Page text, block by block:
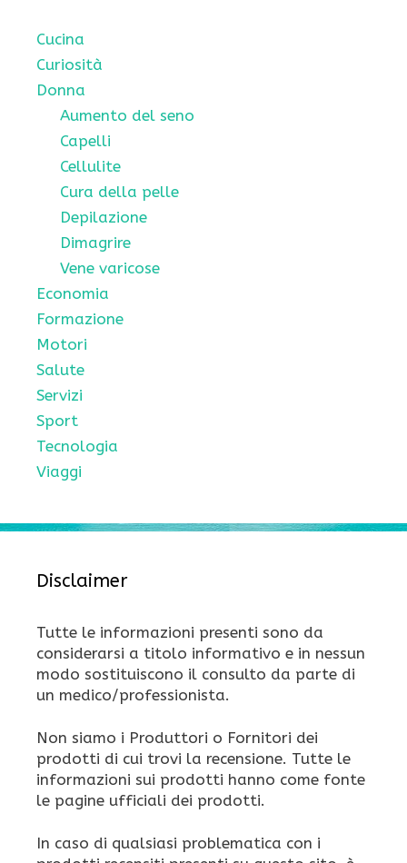
Cucina
Curiosità
Donna
Aumento del seno
Capelli
Cellulite
Cura della pelle
Depilazione
Dimagrire
Vene varicose
Economia
Formazione
Motori
Salute
Servizi
Sport
Tecnologia
Viaggi
Disclaimer
Tutte le informazioni presenti sono da
considerarsi a titolo informativo e in nessun
modo sostituiscono il consulto da parte di
un medico/professionista.
Non siamo i Produttori o Fornitori dei
prodotti di cui trovi la recensione. Tutte le
informazioni sui prodotti hanno come fonte
le pagine ufficiali dei prodotti.
In caso di qualsiasi problematica con i